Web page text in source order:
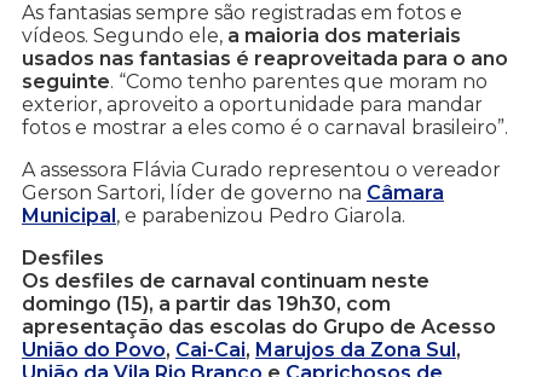
As fantasias sempre são registradas em fotos e
vídeos. Segundo ele, a maioria dos materiais
usados nas fantasias é reaproveitada para o ano
seguinte. “Como tenho parentes que moram no
exterior, aproveito a oportunidade para mandar
fotos e mostrar a eles como é o carnaval brasileiro”.
A assessora Flávia Curado representou o vereador
Gerson Sartori, líder de governo na Câmara
Municipal, e parabenizou Pedro Giarola.
Desfiles
Os desfiles de carnaval continuam neste
domingo (15), a partir das 19h30, com
apresentação das escolas do Grupo de Acesso
União do Povo, Cai-Cai, Marujos da Zona Sul,